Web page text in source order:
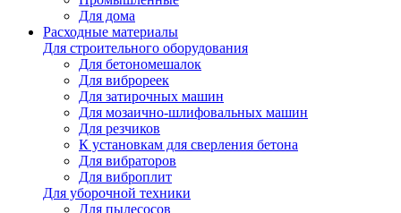
Для дома
Расходные материалы
Для строительного оборудования
Для бетономешалок
Для виброреек
Для затирочных машин
Для мозаично-шлифовальных машин
Для резчиков
К установкам для сверления бетона
Для вибраторов
Для виброплит
Для уборочной техники
Для пылесосов